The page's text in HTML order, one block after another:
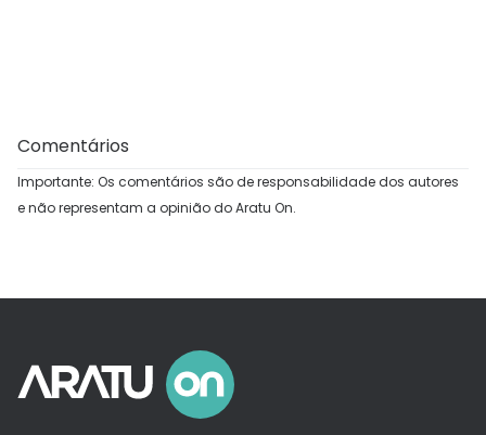
Comentários
Importante: Os comentários são de responsabilidade dos autores
e não representam a opinião do Aratu On.